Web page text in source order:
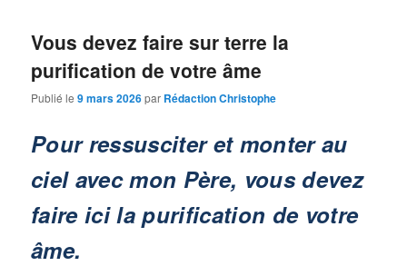
Vous devez faire sur terre la
purification de votre âme
Publié le9 mars 2026par Rédaction Christophe
Pour ressusciter et monter au
ciel avec mon Père, vous devez
faire ici la purification de votre
âme.